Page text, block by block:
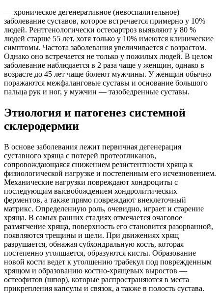
— хроническое дегенеративное (невоспалительное)
заболевание суставов, которое встречается примерно у 10%
людей. Рентгенологически остеоартроз выявляют у 80 %
людей старше 55 лет, хотя только у 10% имеются клинические
симптомы. Частота заболевания увеличивается с возрастом.
Однако оно встречается не только у пожилых людей. В целом
заболевание наблюдается в 2 раза чаще у женщин, однако в
возрасте до 45 лет чаще болеют мужчины. У женщин обычно
поражаются межфаланговые суставы и основание большого
пальца рук и ног, у мужчин — тазобедренные суставы.
Этиология и патогенез системной
склеродермии
В основе заболевания лежит первичная дегенерация
суставного хряща с потерей протеогликанов,
сопровождающаяся снижением резистентности хряща к
физиологической нагрузке и постепенным его исчезновением.
Механические нагрузки повреждают хондроциты с
последующим высвобождением хондролитических
ферментов, а также прямо повреждают внеклеточный
матрикс. Определенную роль, очевидно, играет и старение
хряща. В самых ранних стадиях отмечается очаговое
размягчение хряща, поверхность его становится разорванной,
появляются трещины и щели. При движениях хрящ
разрушается, обнажая субхондральную кость, которая
постепенно утолщается, образуются кисты. Образование
новой кости ведет к утолщению трабекул под поврежденным
хрящом и образованию костно-хрящевых выростов —
остеофитов (шпор), которые распространяются в места
прикрепления капсулы и связок, а также в полость сустава.